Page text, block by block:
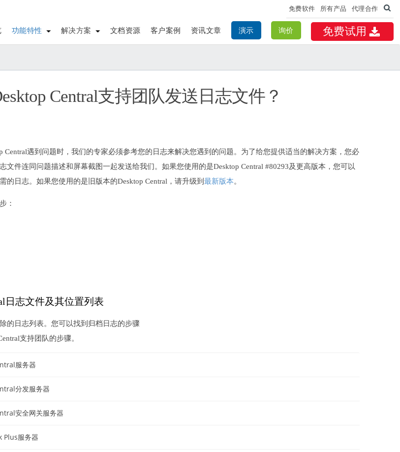
免费软件 所有产品 代理合作
免费试用
功能特性 解决方案 文档资源 客户案例 资讯文章 演示 询价
Central支持团队发送日志文件？
Central遇到问题时，我们的专家必须参考您的日志来解决您遇到的问题。为了给您提供适当的解决方案，您必
文件连同问题描述和屏幕截图一起发送给我们。如果您使用的是Desktop Central #80293及更高版本，您可以
的日志。如果您使用的是旧版本的Desktop Central，请升级到 最新版本。
：
日志文件及其位置列表
的日志列表。您可以找到归档日志的步骤
支持团队的步骤。
服务器
分发服务器
安全网关服务器
Plus服务器